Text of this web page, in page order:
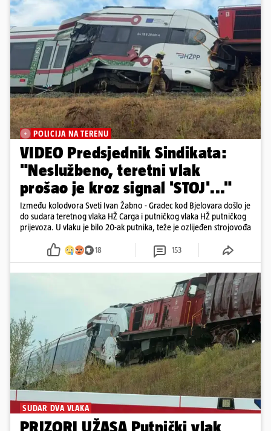
POLICIJA NA TERENU
VIDEO Predsjednik Sindikata:
"Neslužbeno, teretni vlak
prošao je kroz signal 'STOJ'..."
Između kolodvora Sveti Ivan Žabno - Gradec kod Bjelovara došlo je
do sudara teretnog vlaka HŽ Carga i putničkog vlaka HŽ putničkog
prijevoza. U vlaku je bilo 20-ak putnika, teže je ozlijeđen strojovođa
18 153
SUDAR DVA VLAKA
PRIZORI UŽASA Putnički vlak